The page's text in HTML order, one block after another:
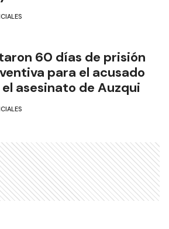
60 días de prisión
para el acusado
asesinato de Auzqui